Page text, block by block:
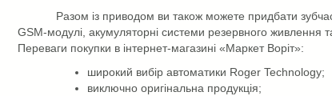
Разом із приводом ви також можете придбати
GSM-модулі, акумуляторні системи резервного живлення
Переваги покупки в інтернет-магазині «Маркет Воріт»:
широкий вибір автоматики Roger Technology;
виключно оригінальна продукція;